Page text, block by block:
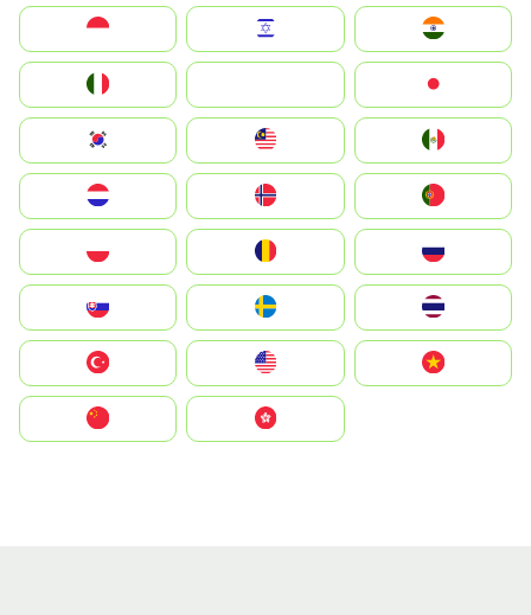
South Korea
United States
中國香港特別行政區